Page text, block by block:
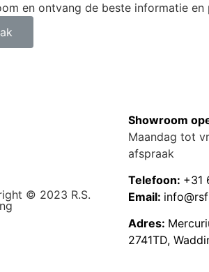
en ontvang de beste informatie en
© 2023 R.S.
Showroom
Maandag tot
afspraak
Telefoon: +31
Email:
Adres:
2741TD,